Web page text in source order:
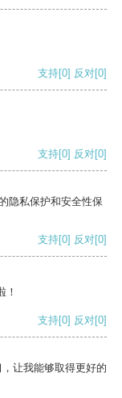
支持[0] 反对[0]
支持[0] 反对[0]
隐私保护和安全性保
支持[0] 反对[0]
！
支持[0] 反对[0]
让我能够取得更好的